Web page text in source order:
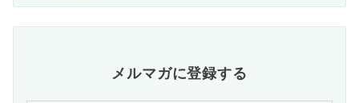
メルマガに登録する